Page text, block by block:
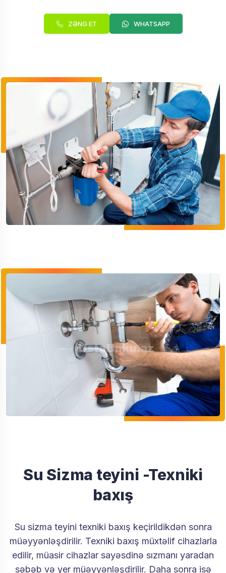
ZƏNG ET WHATSAPP
Su Sizma teyini -Texniki
baxış
Su sizma teyini texniki baxış keçirildikdən sonra
müəyyənləşdirilir. Texniki baxış müxtəlif cihazlarla
edilir, müasir cihazlar sayəsdinə sızmanı yaradan
səbəb və yer müəyyənləşdirilir. Daha sonra isə